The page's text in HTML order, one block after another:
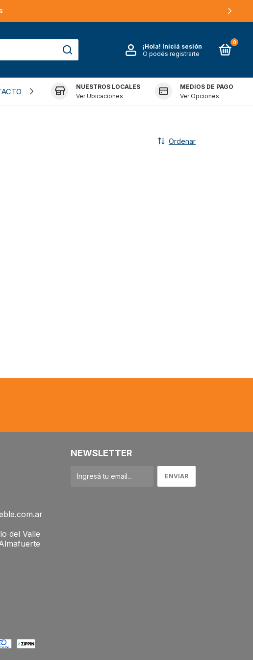
¡Hola! Iniciá sesión
O podés registrarte
0
FRANQUICIASNUESTROS LOCALES
Ver Ubicaciones
MEDIOS DE PAGO
Ver Opciones
Ordenar
del Valle
NEWSLETTER